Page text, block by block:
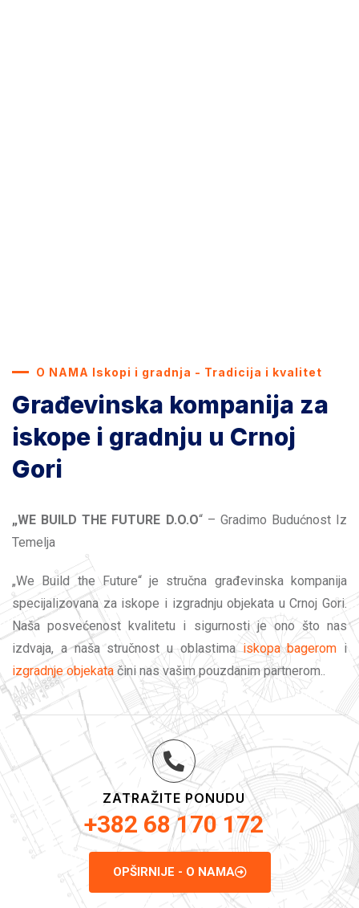
O NAMA Iskopi i gradnja - Tradicija i kvalitet
Građevinska kompanija za
iskope i gradnju u Crnoj
Gori
„WE BUILD THE FUTURE D.O.O“ – Gradimo Budućnost Iz
Temelja
„We Build the Future“ je stručna građevinska kompanija
specijalizovana za iskope i izgradnju objekata u Crnoj Gori.
Naša posvećenost kvalitetu i sigurnosti je ono što nas
izdvaja, a naša stručnost u oblastimaiskopa bagerom i
izgradnje objekata čini nas vašim pouzdanim partnerom..
ZATRAŽITE PONUDU
+382 68 170 172
OPŠIRNIJE - O NAMA